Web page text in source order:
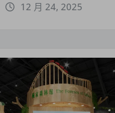
12 月 24, 2025